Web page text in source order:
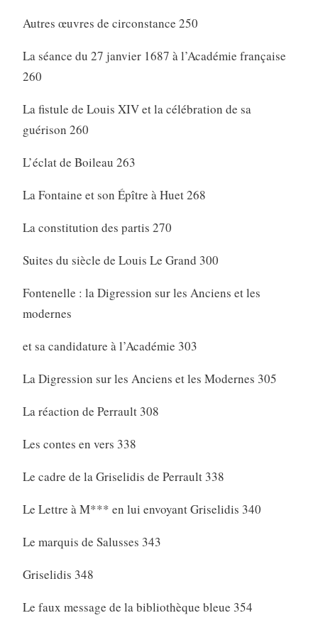
Autres œuvres de circonstance 250
La séance du 27 janvier 1687 à l’Académie française
260
La fistule de Louis XIV et la célébration de sa
guérison 260
L’éclat de Boileau 263
La Fontaine et son Épître à Huet 268
La constitution des partis 270
Suites du siècle de Louis Le Grand 300
Fontenelle : la Digression sur les Anciens et les
modernes
et sa candidature à l’Académie 303
La Digression sur les Anciens et les Modernes 305
La réaction de Perrault 308
Les contes en vers 338
Le cadre de la Griselidis de Perrault 338
Le Lettre à M*** en lui envoyant Griselidis 340
Le marquis de Salusses 343
Griselidis 348
Le faux message de la bibliothèque bleue 354